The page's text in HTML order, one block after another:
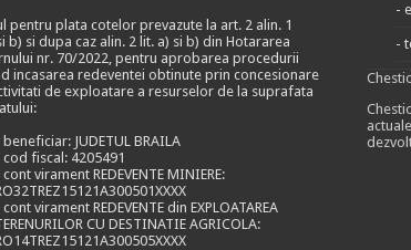
pentru plata cotelor prevazute la art. 2 alin. 1
b) si dupa caz alin. 2 lit. a) si b) din Hotararea
nr. 70/2022, pentru aprobarea procedurii
incasarea redeventei obtinute prin concesionare
de exploatare a resurselor de la suprafata
beneficiar: JUDETUL BRAILA
cod fiscal: 4205491
cont virament REDEVENTE MINIERE:
cont virament REDEVENTE din EXPLOATAREA
CU DESTINATIE AGRICOLA:
-
-